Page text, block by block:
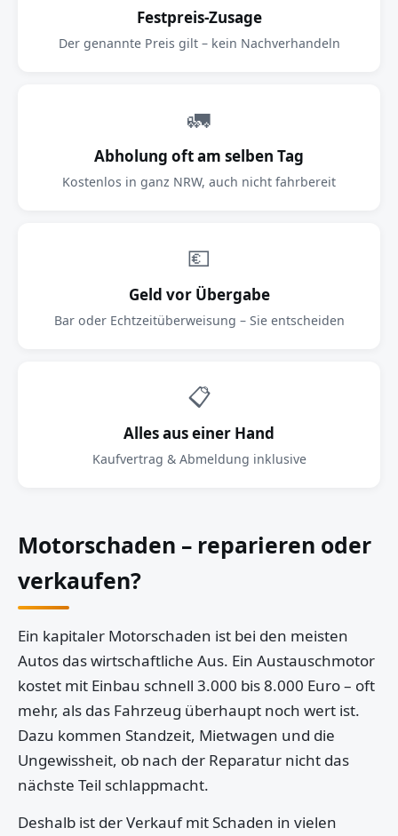
Festpreis-Zusage
Der genannte Preis gilt – kein Nachverhandeln
🚛
Abholung oft am selben Tag
Kostenlos in ganz NRW, auch nicht fahrbereit
💶
Geld vor Übergabe
Bar oder Echtzeitüberweisung – Sie entscheiden
📋
Alles aus einer Hand
Kaufvertrag & Abmeldung inklusive
Motorschaden – reparieren oder
verkaufen?
Ein kapitaler Motorschaden ist bei den meisten
Autos das wirtschaftliche Aus. Ein Austauschmotor
kostet mit Einbau schnell 3.000 bis 8.000 Euro – oft
mehr, als das Fahrzeug überhaupt noch wert ist.
Dazu kommen Standzeit, Mietwagen und die
Ungewissheit, ob nach der Reparatur nicht das
nächste Teil schlappmacht.
Deshalb ist der Verkauf mit Schaden in vielen